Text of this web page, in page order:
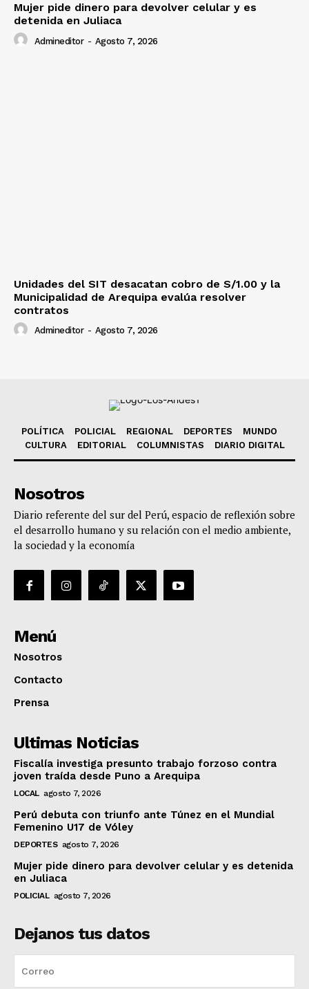
Mujer pide dinero para devolver celular y es
detenida en Juliaca
Admineditor - Agosto 7, 2026
Unidades del SIT desacatan cobro de S/1.00 y la
Municipalidad de Arequipa evalúa resolver
contratos
Admineditor - Agosto 7, 2026
POLÍTICA POLICIAL REGIONAL DEPORTES
MUNDO
CULTURA
EDITORIAL COLUMNISTAS DIARIO DIGITAL
Nosotros
Diario referente del sur del Perú, espacio de reflexión sobre
el desarrollo humano y su relación con el medio ambiente,
la sociedad y la economía
Menú
Nosotros
Contacto
Prensa
Ultimas Noticias
Fiscalía investiga presunto trabajo forzoso contra
joven traída desde Puno a Arequipa
LOCAL agosto 7, 2026
Perú debuta con triunfo ante Túnez en el Mundial
Femenino U17 de Vóley
DEPORTES agosto 7, 2026
Mujer pide dinero para devolver celular y es detenida
en Juliaca
POLICIAL agosto 7, 2026
Dejanos tus datos